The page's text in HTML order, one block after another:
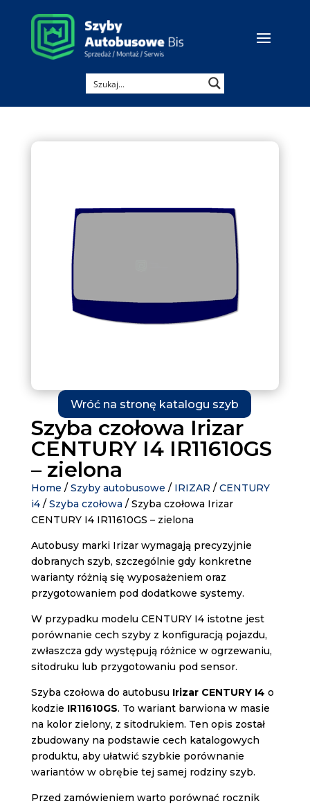
Wróć na stronę katalogu szyb
Szyba czołowa Irizar
CENTURY I4 IR11610GS
– zielona
Home / Szyby autobusowe / IRIZAR / CENTURY
i4/ Szyba czołowa / Szyba czołowa Irizar
CENTURY I4 IR11610GS – zielona
Autobusy marki Irizar wymagają precyzyjnie
dobranych szyb, szczególnie gdy konkretne
warianty różnią się wyposażeniem oraz
przygotowaniem pod dodatkowe systemy.
W przypadku modelu CENTURY I4 istotne jest
porównanie cech szyby z konfiguracją pojazdu,
zwłaszcza gdy występują różnice w ogrzewaniu,
sitodruku lub przygotowaniu pod sensor.
Szyba czołowa do autobusu Irizar CENTURY I4 o
kodzie IR11610GS. To wariant barwiona w masie
na kolor zielony, z sitodrukiem. Ten opis został
zbudowany na podstawie cech katalogowych
produktu, aby ułatwić szybkie porównanie
wariantów w obrębie tej samej rodziny szyb.
Przed zamówieniem warto porównać rocznik